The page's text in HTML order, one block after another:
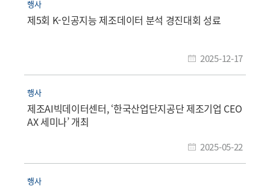
행사
제5회 K-인공지능 제조데이터 분석 경진대회 성료
2025-12-17
행사
제조AI빅데이터센터, ‘한국산업단지공단 제조기업 CEO
AX 세미나’ 개최
2025-05-22
행사